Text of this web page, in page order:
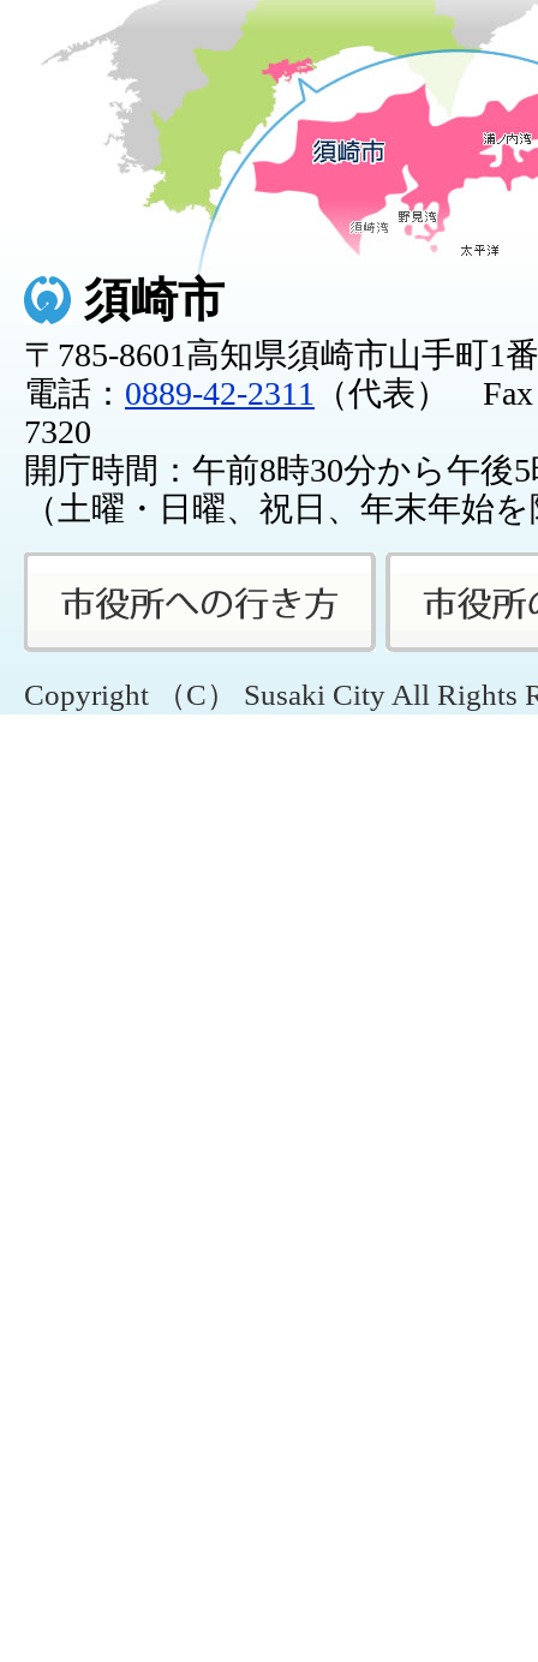
須崎市
〒785-8601高知県須崎市山手町1
電話： 0889-42-2311
（代表） Fax
7320
開庁時間：午前8時30分から午後
（土曜・日曜、祝日、年末年始
Copyright （C） Susaki City All Rights